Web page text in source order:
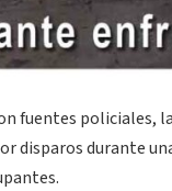
fuentes policiales,
disparos durante